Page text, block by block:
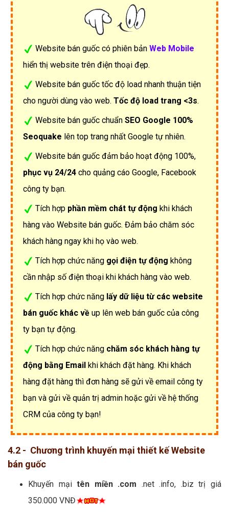
Website bán guốc có phiên bản Web Mobile
hiển thị website trên điện thoại đẹp.
Website bán guốc tốc độ load nhanh thuận tiện
cho người dùng vào web. Tốc độ load trang <3s.
Website bán guốc chuẩn SEO Google 100%
Seoquake lên top trang nhất Google tự nhiên.
Website bán guốc đảm bảo hoạt động 100%,
phục vụ 24/24 cho quảng cáo Google, Facebook
công ty bạn.
Tích hợp phần mềm chát tự động khi khách
hàng vào Website bán guốc. Đảm bảo chăm sóc
khách hàng ngay khi họ vào web.
Tích hợp chức năng gọi điện tự động không
cần nhập số điện thoại khi khách hàng vào web.
Tích hợp chức năng lấy dữ liệu từ các website
bán guốc khác về up lên web bán guốc của công
ty bạn tự động.
Tích hợp chức năng chăm sóc khách hàng tự
động bằng Email khi khách đặt hàng. Khi khách
hàng đặt hàng thì đơn hàng sẽ gửi về email công ty
bạn và gửi về quản trị admin hoặc gửi về hệ thống
CRM của công ty bạn!
4.2 - Chương trình khuyến mại thiết kế Website
bán guốc
Khuyến mạitên miền .com .net .info, .biz trị giá
350.000 VNĐ